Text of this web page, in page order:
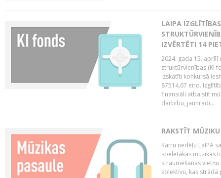
LAIPA
IZVĒRTĒTI 14
2024. gada 15. aprīlī
struktūrvienības (KI
izskatīti konkursā
87514,67 eiro.
finansiāli atbalstīt
darbību, jaunradi...
RAKSTĪT
Katru nedēļu LaIPA
spēlētākās mūzikas
straumēšanas
kolektīvu, kas